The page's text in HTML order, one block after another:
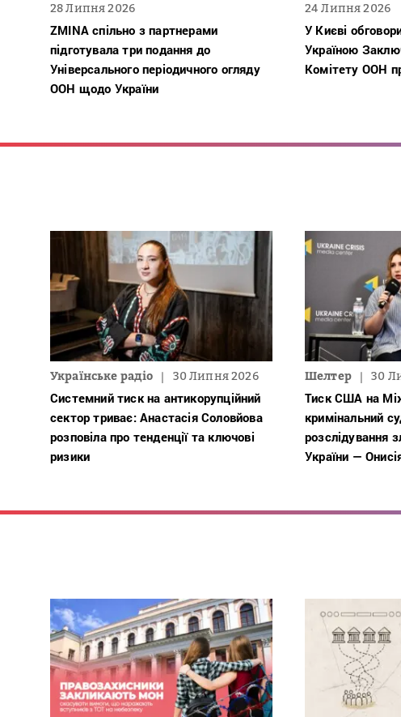
28 Липня 2026
ZMINA спільно з партнерами
підготувала три подання до
Універсального періодичного огляду
ООН щодо України
24 Липня 2026
У Києві
Україною
Комітету ООН
Українське радіо 30 Липня 2026
Системний тиск на антикорупційний
сектор триває: Анастасія Соловйова
розповіла про тенденції та ключові
ризики
Шелтер 30
Тиск США на
кримінальний
розслідування
України —